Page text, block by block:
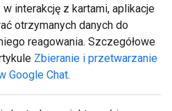
interakcję z kartami, aplikacje
otrzymanych danych do
reagowania. Szczegółowe
Zbieranie i przetwarzanie
Google Chat.